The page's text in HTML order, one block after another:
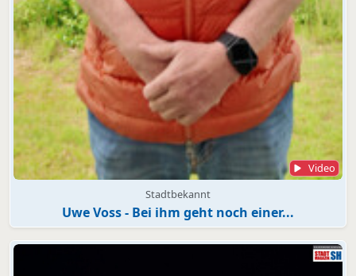
Video
Stadtbekannt
Uwe Voss - Bei ihm geht noch einer...